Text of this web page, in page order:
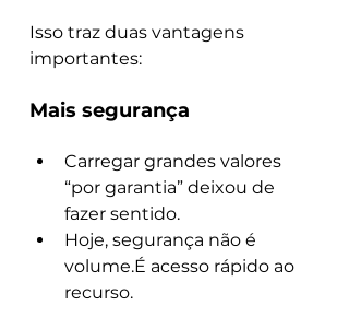
Isso traz duas vantagens
importantes:
Mais segurança
Carregar grandes valores
“por garantia” deixou de
fazer sentido.
Hoje, segurança não é
volume.É acesso rápido ao
recurso.